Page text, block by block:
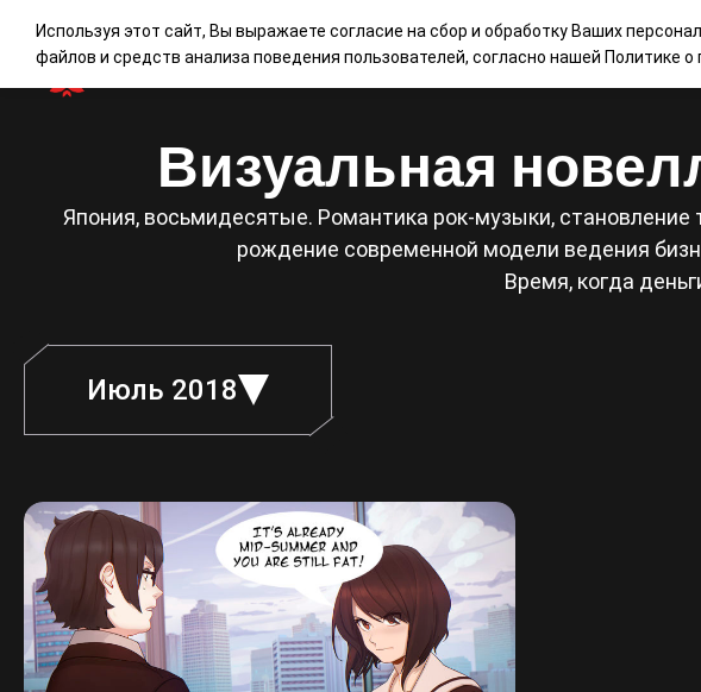
НАШИ ИГРЫ
Визуальная
Япония, восьмидесятые. Романтика рок-музыки, становление
рождение современной модели ведения
Время, когда
Июль 2018
Используя этот сайт, Вы выражаете согласие на сбор и обработку Ваших
файлов и средств анализа поведения пользователей, согласно нашей Политике